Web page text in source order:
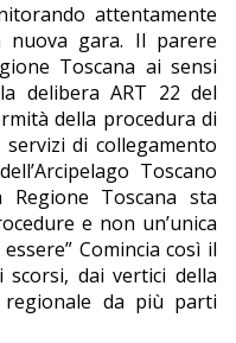
attentamente
gara. Il parere
Toscana ai sensi
delibera ART 22 del
della procedura di
di collegamento
Toscano
Regione Toscana sta
e non un’unica
Comincia così il
dai vertici della
da più parti